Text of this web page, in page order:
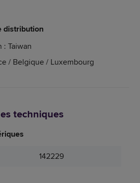
distribution
: Taiwan
/ Belgique / Luxembourg
techniques
142229